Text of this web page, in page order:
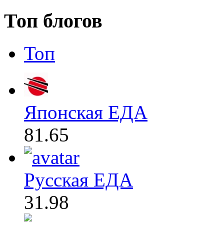
Топ блогов
Топ
Японская ЕДА
81.65
Русская ЕДА
31.98